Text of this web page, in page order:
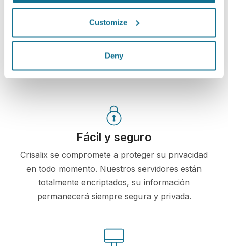
Customize
Deny
"nuevo yo" desde casa, con tu propia cuenta Crisalix.
Esto te permitirá compartirlo con tu familia y amigos o
con cualquier persona a la que quieras pedir opinión.
¡Mira tu nuevo tú ahora!
Fácil y seguro
Crisalix se compromete a proteger su privacidad
en todo momento. Nuestros servidores están
totalmente encriptados, su información
permanecerá siempre segura y privada.